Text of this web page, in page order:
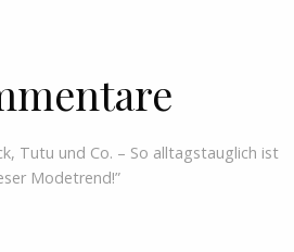
Tutu und Co. – So alltagstauglich ist
Modetrend!”